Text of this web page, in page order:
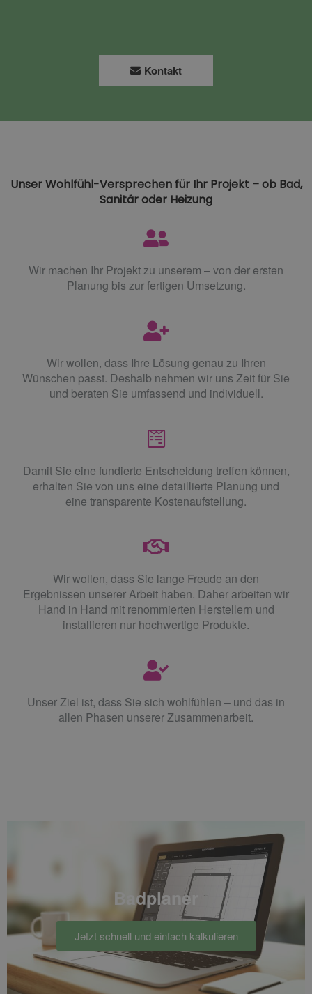
Kontakt
Unser Wohlfühl-Versprechen für Ihr Projekt ­­­­– ob Bad,
Sanitär oder Heizung
Wir machen Ihr Projekt zu unserem – von der ersten
Planung bis zur fertigen Umsetzung.
Wir wollen, dass Ihre Lösung genau zu Ihren
Wünschen passt. Deshalb nehmen wir uns Zeit für Sie
und beraten Sie umfassend und individuell.
Damit Sie eine fundierte Entscheidung treffen können,
erhalten Sie von uns eine detaillierte Planung und
eine transparente Kostenaufstellung.
Wir wollen, dass Sie lange Freude an den
Ergebnissen unserer Arbeit haben. Daher arbeiten wir
Hand in Hand mit renommierten Herstellern und
installieren nur hochwertige Produkte.
Unser Ziel ist, dass Sie sich wohlfühlen – und das in
allen Phasen unserer Zusammenarbeit.
Badplaner
Jetzt schnell und einfach kalkulieren